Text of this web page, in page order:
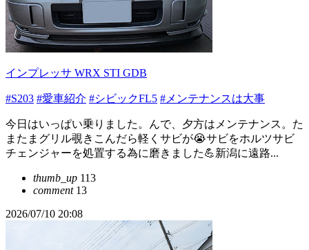
インプレッサ WRX STI GDB
#S203 #愛車紹介 #シビックFL5 #メンテナンスは大事
今日はいっぱい乗りました。んで、夕方はメンテナンス。た
またまグリル覗きこんだら軽くサビが😭サビをホルツサビ
チェンジャーを処置する為に磨きました💪新潟に遠路...
thumb_up 113
comment13
2026/07/10 20:08